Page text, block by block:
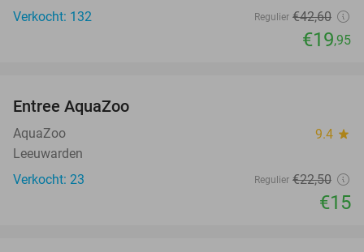
Verkocht: 132
Regulier €42,60
€19,95
TODAY
Entree AquaZoo
AquaZoo 9.4 star
Leeuwarden
Verkocht: 23
Regulier €22,50
€15